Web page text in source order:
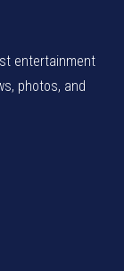
entertainment
photos, and